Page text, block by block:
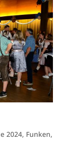
2024, Funken,